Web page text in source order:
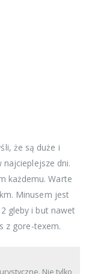
że są duże i
dni.
każdemu. Warte
Minusem jest
gleby i but nawet
z gore-texem.
Nie tylko